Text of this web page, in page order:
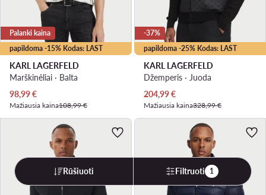
papildoma -15% Kodas: LAST
Palanki kaina
KARL LAGERFELD
Marškinėliai · Balta
Dabartinė kaina
98,99€
Mažiausia kaina108,99 €
papildoma -25% Kodas: LAST
-37%
KARL LAGERFELD
Džemperis · Juoda
Dabartinė kaina
204,99€
Mažiausia kaina328,99 €
Rūšiuoti Filtruoti 1